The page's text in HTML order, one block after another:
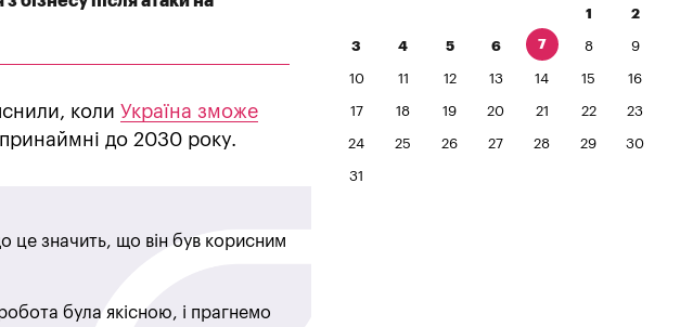
коли Україна зможе
до 2030 року.
це значить, що він був корисним
була якісною, і прагнемо
1 2
3 4 5 6 7 8 9
10 11 12 13 14 15 16
17 18 19 20 21 22 23
24 25 26 27 28 29 30
31